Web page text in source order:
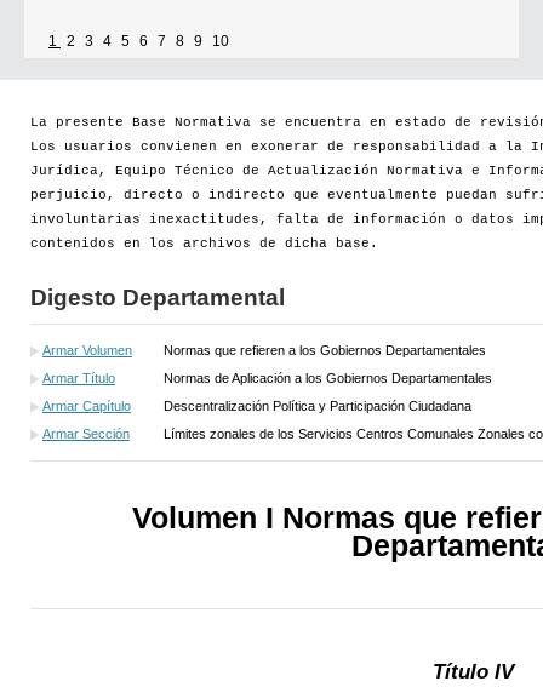
1 2 3 4 5 6 7 8 9 10
La presente Base Normativa se encuentra en estado de
Los usuarios convienen en exonerar de responsabilidad a la
Jurídica, Equipo Técnico de Actualización Normativa e
perjuicio, directo o indirecto que eventualmente puedan
involuntarias inexactitudes, falta de información o datos
contenidos en los archivos de dicha base.
Digesto Departamental
Armar Volumen
Normas que refieren a los Gobiernos Departamentales
Armar Título
Normas de Aplicación a los Gobiernos Departamentales
Armar Capítulo
Descentralización Política y Participación Ciudadana
Armar Sección
Límites zonales de los Servicios Centros Comunales Zonales
Volumen I Normas que
Título IV